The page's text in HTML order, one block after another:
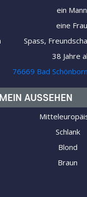
ein Mann
eine Frau
Spass,
38 Jahre
76669 Bad
MEIN AUSSEHEN
Schlank
Blond
Braun